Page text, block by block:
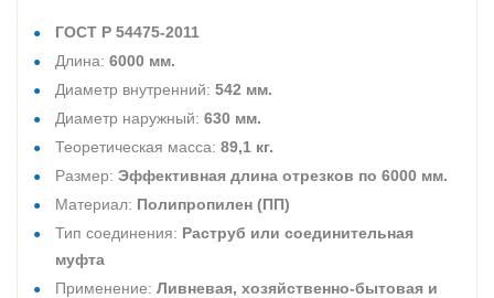
ГОСТ Р 54475-2011
Длина: 6000 мм.
Диаметр внутренний: 542 мм.
Диаметр наружный: 630 мм.
Теоретическая масса: 89,1 кг.
Размер: Эффективная длина отрезков по 6000 мм.
Материал: Полипропилен (ПП)
Тип соединения: Раструб или соединительная
муфта
Применение: Ливневая, хозяйственно-бытовая и